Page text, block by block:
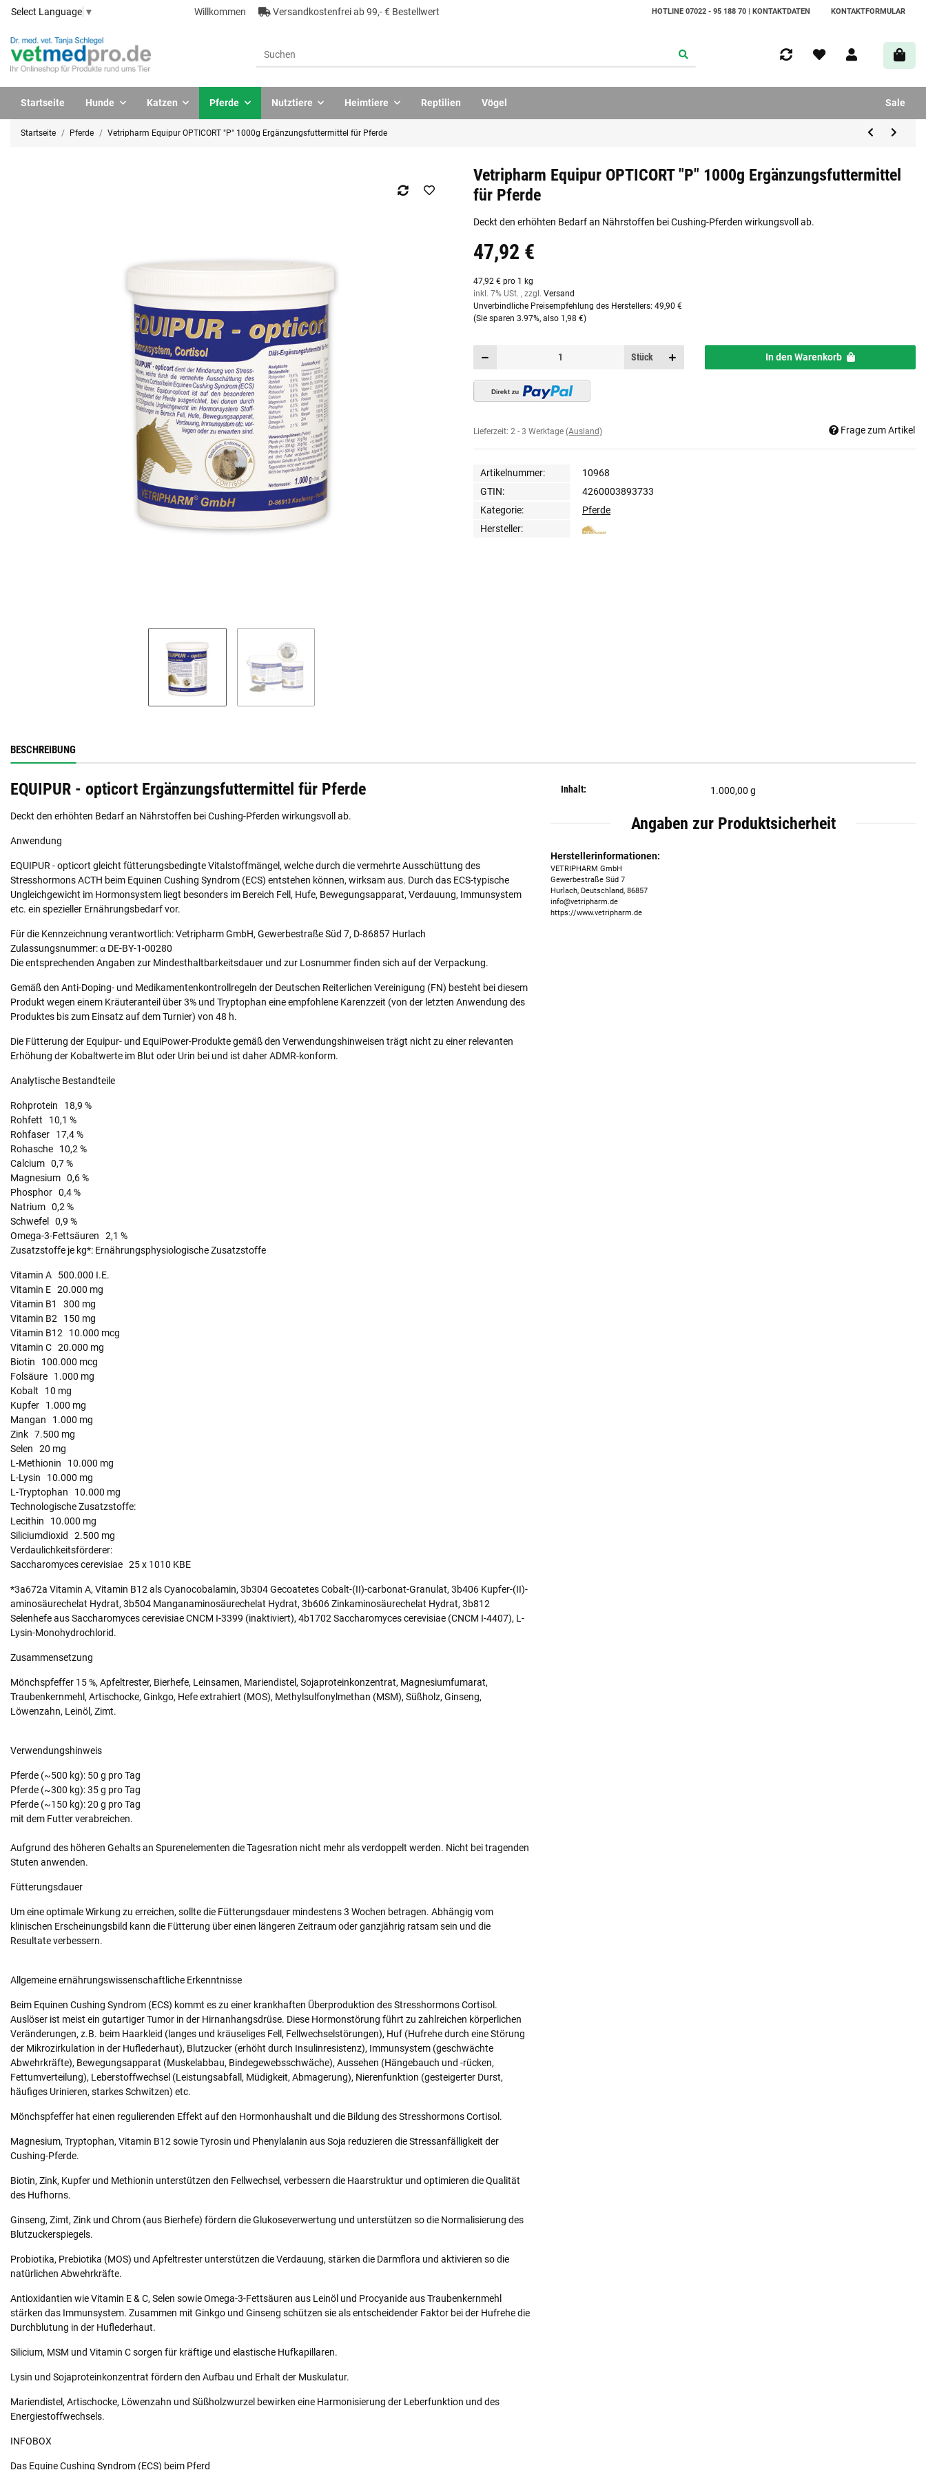
Select Language ▼ Willkommen Versandkostenfrei ab 99,- € Bestellwert HOTLINE 07022 - 95 188 70 | KONTAKTDATEN KONTAKTFORMULAR
Hunde Katzen Pferde Nutztiere Heimtiere Reptilien Vögel
Startseite Sale
Startseite Pferde Vetripharm Equipur OPTICORT "P" 1000g Ergänzungsfuttermittel für Pferde
Vetripharm Equipur OPTICORT "P" 1000g Ergänzungsfuttermittel
für Pferde
Deckt den erhöhten Bedarf an Nährstoffen bei Cushing-Pferden wirkungsvoll ab.
47,92 €
47,92 € pro 1 kg
inkl. 7% USt. , zzgl. Versand
Unverbindliche Preisempfehlung des Herstellers: 49,90 €
(Sie sparen 3.97%, also 1,98 €)
Stück In den Warenkorb
Lieferzeit: 2 - 3 Werktage (Ausland) Frage zum Artikel
Artikelnummer:
10968
GTIN:
4260003893733
Kategorie:
Pferde
Hersteller:
BESCHREIBUNG
EQUIPUR - opticort Ergänzungsfuttermittel für Pferde
Deckt den erhöhten Bedarf an Nährstoffen bei Cushing-Pferden wirkungsvoll ab.
Anwendung
EQUIPUR - opticort gleicht fütterungsbedingte Vitalstoffmängel, welche durch die vermehrte Ausschüttung des
Stresshormons ACTH beim Equinen Cushing Syndrom (ECS) entstehen können, wirksam aus. Durch das ECS-typische
Ungleichgewicht im Hormonsystem liegt besonders im Bereich Fell, Hufe, Bewegungsapparat, Verdauung, Immunsystem
etc. ein spezieller Ernährungsbedarf vor.
Für die Kennzeichnung verantwortlich: Vetripharm GmbH, Gewerbestraße Süd 7, D-86857 Hurlach
Zulassungsnummer: α DE-BY-1-00280
Die entsprechenden Angaben zur Mindesthaltbarkeitsdauer und zur Losnummer finden sich auf der Verpackung.
Gemäß den Anti-Doping- und Medikamentenkontrollregeln der Deutschen Reiterlichen Vereinigung (FN) besteht bei diesem
Produkt wegen einem Kräuteranteil über 3% und Tryptophan eine empfohlene Karenzzeit (von der letzten Anwendung des
Produktes bis zum Einsatz auf dem Turnier) von 48 h.
Die Fütterung der Equipur- und EquiPower-Produkte gemäß den Verwendungshinweisen trägt nicht zu einer relevanten
Erhöhung der Kobaltwerte im Blut oder Urin bei und ist daher ADMR-konform.
Analytische Bestandteile
Rohprotein 18,9 %
Rohfett 10,1 %
Rohfaser 17,4 %
Rohasche 10,2 %
Calcium 0,7 %
Magnesium 0,6 %
Phosphor 0,4 %
Natrium 0,2 %
Schwefel 0,9 %
Omega-3-Fettsäuren 2,1 %
Zusatzstoffe je kg*: Ernährungsphysiologische Zusatzstoffe
Vitamin A 500.000 I.E.
Vitamin E 20.000 mg
Vitamin B1 300 mg
Vitamin B2 150 mg
Vitamin B12 10.000 mcg
Vitamin C 20.000 mg
Biotin 100.000 mcg
Folsäure 1.000 mg
Kobalt 10 mg
Kupfer 1.000 mg
Mangan 1.000 mg
Zink 7.500 mg
Selen 20 mg
L-Methionin 10.000 mg
L-Lysin 10.000 mg
L-Tryptophan 10.000 mg
Technologische Zusatzstoffe:
Lecithin 10.000 mg
Siliciumdioxid 2.500 mg
Verdaulichkeitsförderer:
Saccharomyces cerevisiae 25 x 1010 KBE
*3a672a Vitamin A, Vitamin B12 als Cyanocobalamin, 3b304 Gecoatetes Cobalt-(II)-carbonat-Granulat, 3b406 Kupfer-(II)-
aminosäurechelat Hydrat, 3b504 Manganaminosäurechelat Hydrat, 3b606 Zinkaminosäurechelat Hydrat, 3b812
Selenhefe aus Saccharomyces cerevisiae CNCM I-3399 (inaktiviert), 4b1702 Saccharomyces cerevisiae (CNCM I-4407), L-
Lysin-Monohydrochlorid.
Zusammensetzung
Mönchspfeffer 15 %, Apfeltrester, Bierhefe, Leinsamen, Mariendistel, Sojaproteinkonzentrat, Magnesiumfumarat,
Traubenkernmehl, Artischocke, Ginkgo, Hefe extrahiert (MOS), Methylsulfonylmethan (MSM), Süßholz, Ginseng,
Löwenzahn, Leinöl, Zimt.
Verwendungshinweis
Pferde (~500 kg): 50 g pro Tag
Pferde (~300 kg): 35 g pro Tag
Pferde (~150 kg): 20 g pro Tag
mit dem Futter verabreichen.
Aufgrund des höheren Gehalts an Spurenelementen die Tagesration nicht mehr als verdoppelt werden. Nicht bei tragenden
Stuten anwenden.
Fütterungsdauer
Um eine optimale Wirkung zu erreichen, sollte die Fütterungsdauer mindestens 3 Wochen betragen. Abhängig vom
klinischen Erscheinungsbild kann die Fütterung über einen längeren Zeitraum oder ganzjährig ratsam sein und die
Resultate verbessern.
Allgemeine ernährungswissenschaftliche Erkenntnisse
Beim Equinen Cushing Syndrom (ECS) kommt es zu einer krankhaften Überproduktion des Stresshormons Cortisol.
Auslöser ist meist ein gutartiger Tumor in der Hirnanhangsdrüse. Diese Hormonstörung führt zu zahlreichen körperlichen
Veränderungen, z.B. beim Haarkleid (langes und kräuseliges Fell, Fellwechselstörungen), Huf (Hufrehe durch eine Störung
der Mikrozirkulation in der Huflederhaut), Blutzucker (erhöht durch Insulinresistenz), Immunsystem (geschwächte
Abwehrkräfte), Bewegungsapparat (Muskelabbau, Bindegewebsschwäche), Aussehen (Hängebauch und -rücken,
Fettumverteilung), Leberstoffwechsel (Leistungsabfall, Müdigkeit, Abmagerung), Nierenfunktion (gesteigerter Durst,
häufiges Urinieren, starkes Schwitzen) etc.
Mönchspfeffer hat einen regulierenden Effekt auf den Hormonhaushalt und die Bildung des Stresshormons Cortisol.
Magnesium, Tryptophan, Vitamin B12 sowie Tyrosin und Phenylalanin aus Soja reduzieren die Stressanfälligkeit der
Cushing-Pferde.
Biotin, Zink, Kupfer und Methionin unterstützen den Fellwechsel, verbessern die Haarstruktur und optimieren die Qualität
des Hufhorns.
Ginseng, Zimt, Zink und Chrom (aus Bierhefe) fördern die Glukoseverwertung und unterstützen so die Normalisierung des
Blutzuckerspiegels.
Probiotika, Prebiotika (MOS) und Apfeltrester unterstützen die Verdauung, stärken die Darmflora und aktivieren so die
natürlichen Abwehrkräfte.
Antioxidantien wie Vitamin E & C, Selen sowie Omega-3-Fettsäuren aus Leinöl und Procyanide aus Traubenkernmehl
stärken das Immunsystem. Zusammen mit Ginkgo und Ginseng schützen sie als entscheidender Faktor bei der Hufrehe die
Durchblutung in der Huflederhaut.
Silicium, MSM und Vitamin C sorgen für kräftige und elastische Hufkapillaren.
Lysin und Sojaproteinkonzentrat fördern den Aufbau und Erhalt der Muskulatur.
Mariendistel, Artischocke, Löwenzahn und Süßholzwurzel bewirken eine Harmonisierung der Leberfunktion und des
Energiestoffwechsels.
INFOBOX
Das Equine Cushing Syndrom (ECS) beim Pferd
Inhalt: 1.000,00 g
Angaben zur Produktsicherheit
Herstellerinformationen:
VETRIPHARM GmbH
Gewerbestraße Süd 7
Hurlach, Deutschland, 86857
info@vetripharm.de
https://www.vetripharm.de